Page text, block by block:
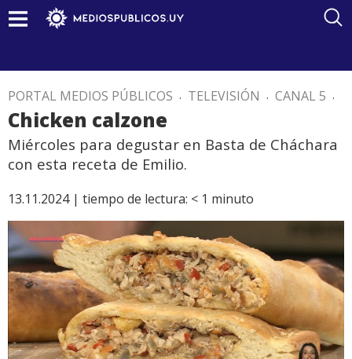
PORTAL MEDIOS PÚBLICOS . TELEVISIÓN . CANAL 5 .
Chicken calzone
Miércoles para degustar en Basta de Cháchara
con esta receta de Emilio.
13.11.2024 | tiempo de lectura: < 1 minuto